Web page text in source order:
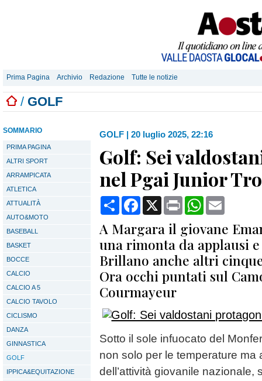
Prima Pagina Archivio Redazione Tutte le notizie
/ GOLF
SOMMARIO
PRIMA PAGINA
ALTRI SPORT
ARRAMPICATA
ATLETICA
ATTUALITÀ
AUTO&MOTO
BASEBALL
BASKET
BOCCE
CALCIO
CALCIO A 5
CALCIO TAVOLO
CICLISMO
DANZA
GINNASTICA
GOLF
IPPICA&EQUITAZIONE
GOLF | 20 luglio 2025, 22:16
Golf: Sei
nel Pgai Junior
CondividiFacebook
X Print WhatsApp
A Margara il giovane
una rimonta da applausi
Brillano anche altri
Ora occhi puntati sul
Courmayeur
Sotto il sole infuocato del
non solo per le temperature ma
dell’attività giovanile nazionale,